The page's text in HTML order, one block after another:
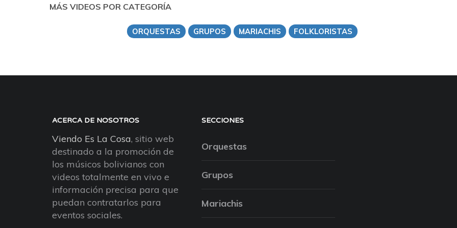
MÁS VIDEOS POR CATEGORÍA
ORQUESTAS GRUPOS MARIACHIS FOLKLORISTAS
ACERCA DE NOSOTROS
Viendo Es La Cosa, sitio web
destinado a la promoción de
los músicos bolivianos con
videos totalmente en vivo e
información precisa para que
puedan contratarlos para
eventos sociales.
SECCIONES
Orquestas
Grupos
Mariachis